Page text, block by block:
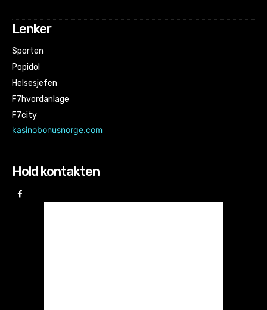
Lenker
Sporten
Popidol
Helsesjefen
F7hvordanlage
F7city
kasinobonusnorge.com
Hold kontakten